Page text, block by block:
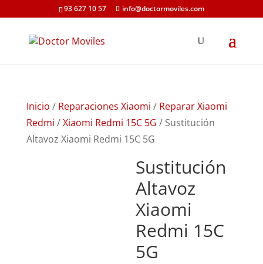
93 627 10 57 info@doctormoviles.com
Inicio / Reparaciones Xiaomi / Reparar Xiaomi
Redmi /Xiaomi Redmi 15C 5G / Sustitución
Altavoz Xiaomi Redmi 15C 5G
Sustitución
Altavoz
Xiaomi
Redmi 15C
5G